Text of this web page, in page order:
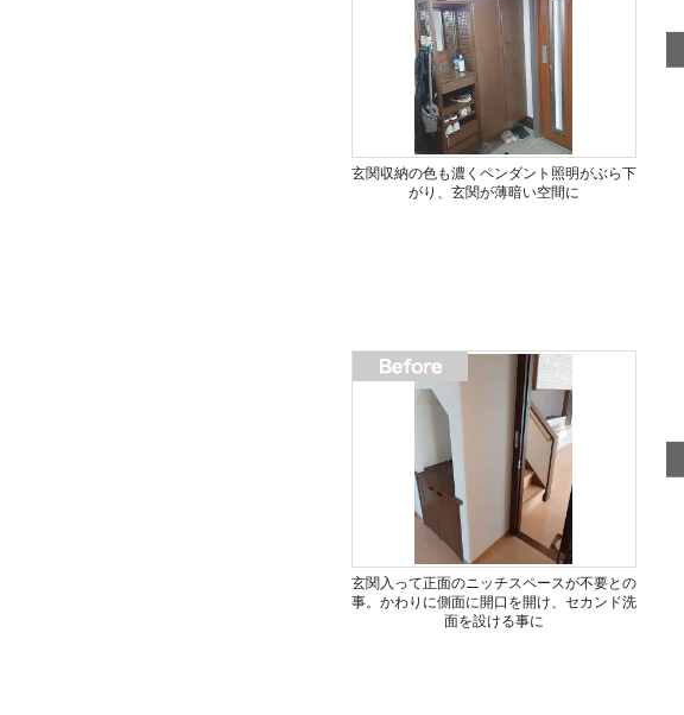
玄関収納の色も濃くペンダント照明がぶら下
がり、玄関が薄暗い空間に
玄関入って正面のニッチスペースが不要との
事。かわりに側面に開口を開け、セカンド洗
面を設ける事に